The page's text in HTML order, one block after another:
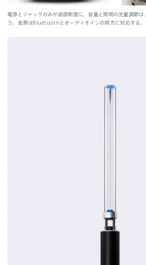
電源とジャックのみが底部側面に。音量と照明の光量調節
う。音源はBluetoothとオーディオインの両方に対応する。